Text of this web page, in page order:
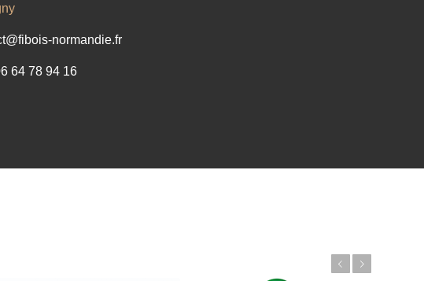
normandie.fr
64 78 94 16